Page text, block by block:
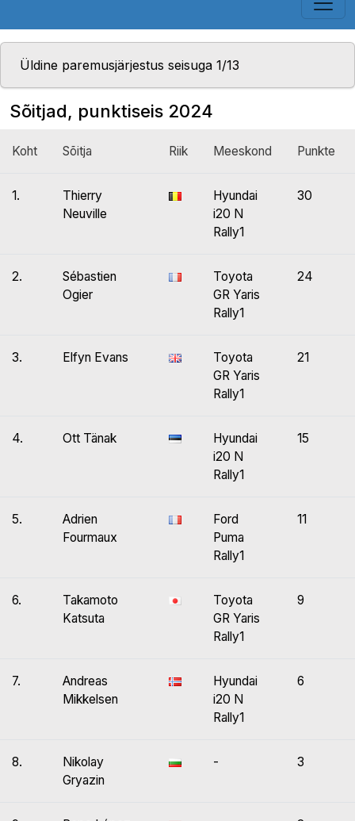
Üldine paremusjärjestus seisuga 1/13
Sõitjad, punktiseis 2024
Koht Sõitja Riik Meeskond Punkte
1.
Thierry
Neuville
Hyundai
i20 N
Rally1
30
2.
Sébastien
Ogier
Toyota
GR Yaris
Rally1
24
3. Elfyn Evans
Toyota
GR Yaris
Rally1
21
4. Ott Tänak
Hyundai
i20 N
Rally1
15
5.
Adrien
Fourmaux
Ford
Puma
Rally1
11
6.
Takamoto
Katsuta
Toyota
GR Yaris
Rally1
9
7.
Andreas
Mikkelsen
Hyundai
i20 N
Rally1
6
8.
Nikolay
Gryazin
- 3